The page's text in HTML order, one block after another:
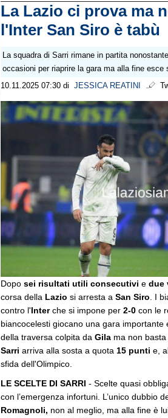
La Lazio ci prova ma
l'Inter San Siro è tabù
La squadra di Sarri rimane in partita
occasioni per riaprire la gara ma alla fine esce
10.11.2025 07:30 di JESSICA REATINI
Dopo sei risultati utili consecutivi e due
corsa della Lazio si arresta a San Siro . I
contro l'Interche si impone per 2-0 con le
biancocelesti giocano una gara
della traversa colpita da Gila ma non
Sarri arriva alla sosta a quota 15 punti e,
sfida dell'Olimpico.
LE SCELTE DI SARRI - Scelte quasi
con l’emergenza infortuni. L’unico dubbio
Romagnoli, non al meglio, ma alla fine è